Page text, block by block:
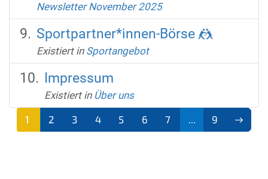
Newsletter November 2025
Sportpartner*innen-Börse 🤼
Existiert in Sportangebot
Impressum
Existiert in Über uns
1
2 3 4 5 6 7 ... 9